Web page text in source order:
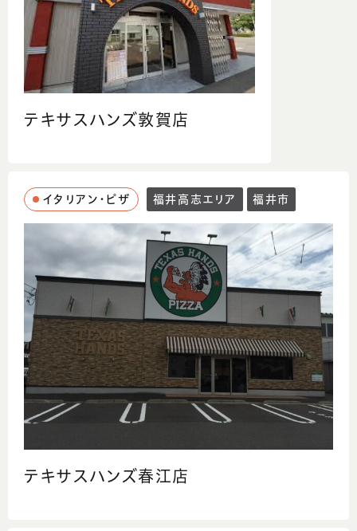
テキサスハンズ敦賀店
イタリアン・ピザ 福井高志エリア 福井市
テキサスハンズ春江店